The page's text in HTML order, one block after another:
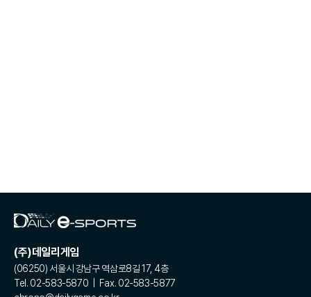
(주)데일리게임
(06250) 서울시 강남구 역삼로8길 17, 4층
Tel. 02-583-5870 | Fax. 02-583-5877